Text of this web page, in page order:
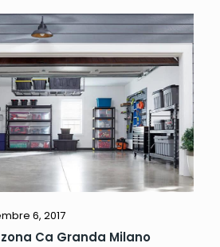
6, 2017
Ca Granda Milano